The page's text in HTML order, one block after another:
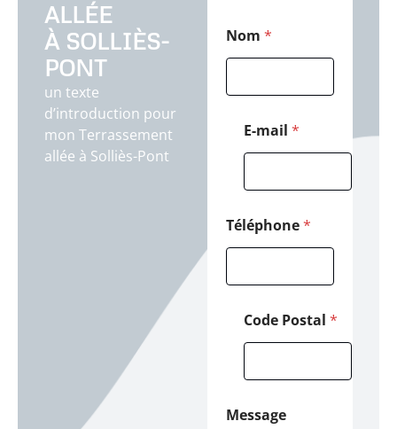
ALLÉE
À SOLLIÈS-
PONT
un texte
d’introduction pour
mon Terrassement
allée à Solliès-Pont
Nom *
E-mail *
Téléphone*
Code Postal *
Message